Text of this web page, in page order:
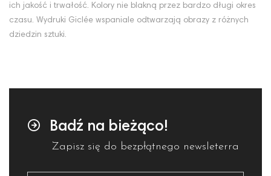
ich jakość i trwałość. Kolory nie blakną przez bardzo długi okres
czasu. Wydruki Giclée wspaniale odtwarzają obrazy z różnych
dziedzin sztuki.
Badź na bieżąco!
Zapisz się do bezpłątnego newsleterra